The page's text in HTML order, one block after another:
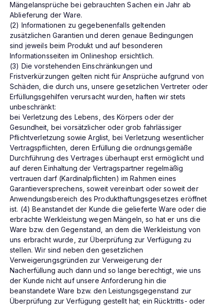
Mängelansprüche bei gebrauchten Sachen ein Jahr ab
Ablieferung der Ware.
(2) Informationen zu gegebenenfalls geltenden
zusätzlichen Garantien und deren genaue Bedingungen
sind jeweils beim Produkt und auf besonderen
Informationsseiten im Onlineshop ersichtlich.
(3) Die vorstehenden Einschränkungen und
Fristverkürzungen gelten nicht für Ansprüche aufgrund von
Schäden, die durch uns, unsere gesetzlichen Vertreter oder
Erfüllungsgehilfen verursacht wurden, haften wir stets
unbeschränkt:
bei Verletzung des Lebens, des Körpers oder der
Gesundheit, bei vorsätzlicher oder grob fahrlässiger
Pflichtverletzung sowie Arglist, bei Verletzung wesentlicher
Vertragspflichten, deren Erfüllung die ordnungsgemäße
Durchführung des Vertrages überhaupt erst ermöglicht und
auf deren Einhaltung der Vertragspartner regelmäßig
vertrauen darf (Kardinalpflichten) im Rahmen eines
Garantieversprechens, soweit vereinbart oder soweit der
Anwendungsbereich des Produkthaftungsgesetzes eröffnet
ist. (4) Beanstandet der Kunde die gelieferte Ware oder die
erbrachte Werkleistung wegen Mängeln, so hat er uns die
Ware bzw. den Gegenstand, an dem die Werkleistung von
uns erbracht wurde, zur Überprüfung zur Verfügung zu
stellen. Wir sind neben den gesetzlichen
Verweigerungsgründen zur Verweigerung der
Nacherfüllung auch dann und so lange berechtigt, wie uns
der Kunde nicht auf unsere Anforderung hin die
beanstandete Ware bzw. den Leistungsgegenstand zur
Überprüfung zur Verfügung gestellt hat; ein Rücktritts- oder